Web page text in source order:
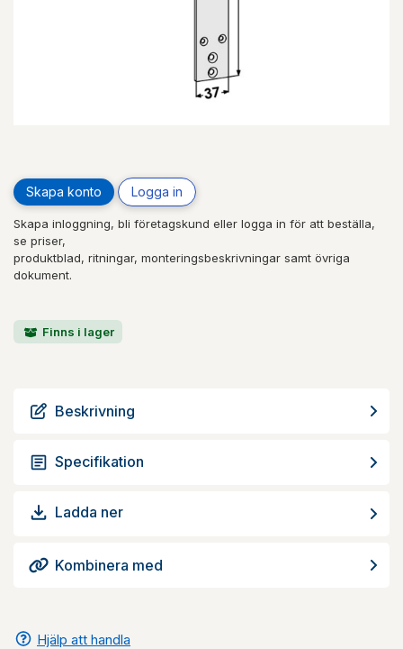
Skapa konto Logga in
Skapa inloggning, bli företagskund eller logga in för att beställa,
se priser,
produktblad, ritningar, monteringsbeskrivningar samt övriga
dokument.
Finns i lager
Beskrivning
Specifikation
Ladda ner
Kombinera med
Hjälp att handla